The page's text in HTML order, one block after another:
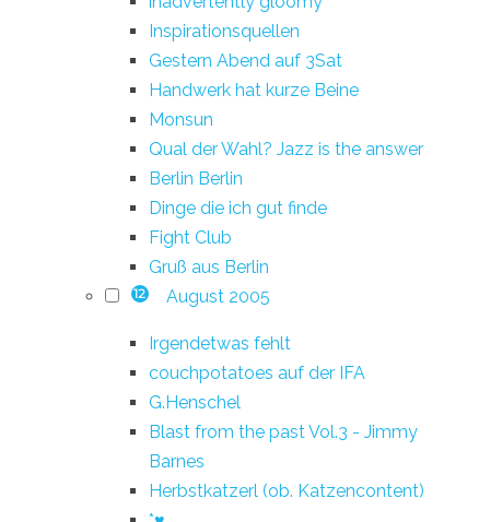
Inspirationsquellen
Gestern Abend auf 3Sat
Handwerk hat kurze Beine
Monsun
Qual der Wahl? Jazz is the answer
Berlin Berlin
Dinge die ich gut finde
Fight Club
Gruß aus Berlin
12 August 2005
Irgendetwas fehlt
couchpotatoes auf der IFA
G.Henschel
Blast from the past Vol.3 - Jimmy
Barnes
Herbstkatzerl (ob. Katzencontent)